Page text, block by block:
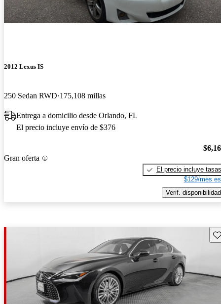
2012 Lexus IS
250 Sedan RWD 175,108 millas
Entrega a domicilio desde Orlando, FL
El precio incluye envío de $376
Gran oferta
El precio incluye tasas
$129/mes
Verif. disponibilidad